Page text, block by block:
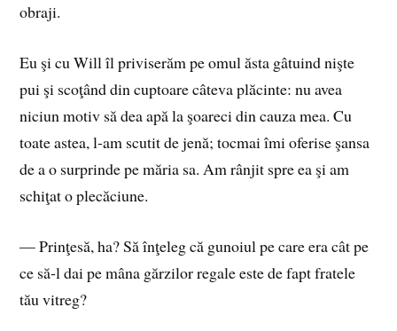
obraji.
Eu şi cu Will îl priviserăm pe omul ăsta gâtuind nişte
pui şi scoţând din cuptoare câteva plăcinte: nu avea
niciun motiv să dea apă la şoareci din cauza mea. Cu
toate astea, l‑am scutit de jenă; tocmai îmi oferise şansa
de a o surprinde pe măria sa. Am rânjit spre ea şi am
schiţat o plecăciune.
— Prinţesă, ha? Să înţeleg că gunoiul pe care era cât pe
ce să‑l dai pe mâna gărzilor regale este de fapt fratele
tău vitreg?